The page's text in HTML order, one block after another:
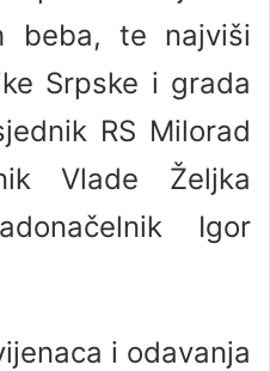
beba, te najviši
Srpske i grada
RS Milorad
Vlade Željka
Igor
i odavanja